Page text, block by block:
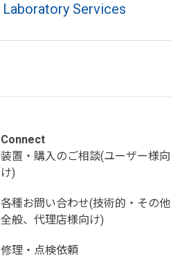
Laboratory Services
Connect
装置・購入のご相談(ユーザー様向
け)
各種お問い合わせ(技術的・その他
全般、代理店様向け)
修理・点検依頼